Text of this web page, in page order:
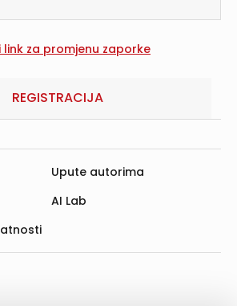
REGISTRACIJA
Upute autorima
AI Lab